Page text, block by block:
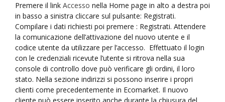
Premere il link Accesso nella Home page in alto a destra poi
in basso a sinistra cliccare sul pulsante: Registrati.
Compilare i dati richiesti poi premere : Registrati. Attendere
la comunicazione dell’attivazione del nuovo utente e il
codice utente da utilizzare per l’accesso. Effettuato il login
con le credenziali ricevute l’utente si ritrova nella sua
console di controllo dove può verificare gli ordini, il loro
stato. Nella sezione indirizzi si possono inserire i propri
clienti come precedentemente in Ecomarket. Il nuovo